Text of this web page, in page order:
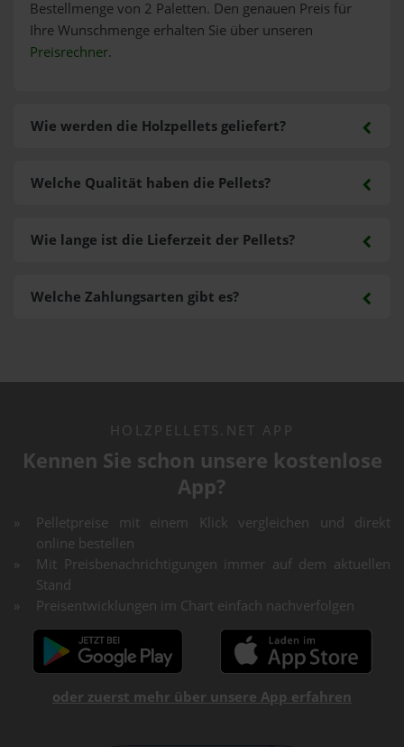
Bestellmenge von 2 Paletten. Den genauen Preis für
Ihre Wunschmenge erhalten Sie über unseren
Preisrechner.
Wie werden die Holzpellets geliefert?
Welche Zahlungsarten gibt es?
Welche Qualität haben die Pellets?
Wie lange ist die Lieferzeit der Pellets?
HOLZPELLETS.NET APP
Kennen Sie schon unsere kostenlose
App?
Pelletpreise mit einem Klick vergleichen und direkt
online bestellen
Mit Preisbenachrichtigungen immer auf dem aktuellen
Stand
Preisentwicklungen im Chart einfach nachverfolgen
oder zuerst mehr über unsere App erfahren